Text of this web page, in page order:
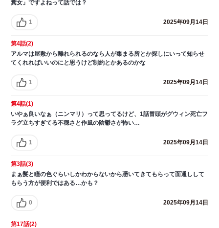
糞女」ですよねって話では？
1 2025年09月14日
第4話(2)
アルマは屋敷から離れられるのなら人が集まる所とか探しにいって知らせ
てくれればいいのにと思うけど制約とかあるのかな
1 2025年09月14日
第4話(1)
いやぁ良いなぁ（ニンマリ）って思ってるけど、1話冒頭がグウィン死亡フ
ラグ立ちすぎてる不穏さと作風の陰鬱さが怖い…
1 2025年09月14日
第3話(3)
まぁ髪と瞳の色ぐらいしかわからないから憑いてきてもらって面通しして
もらう方が便利ではある…かも？
0 2025年09月14日
第17話(2)